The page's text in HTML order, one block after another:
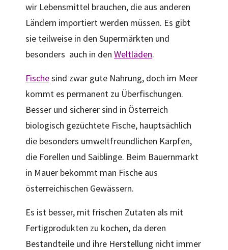
wir Lebensmittel brauchen, die aus anderen
Ländern importiert werden müssen. Es gibt
sie teilweise in den Supermärkten und
besonders auch in den Weltläden.
Fischesind zwar gute Nahrung, doch im Meer
kommt es permanent zu Überfischungen.
Besser und sicherer sind in Österreich
biologisch gezüchtete Fische, hauptsächlich
die besonders umweltfreundlichen Karpfen,
die Forellen und Saiblinge. Beim Bauernmarkt
in Mauer bekommt man Fische aus
österreichischen Gewässern.
Es ist besser, mit frischen Zutaten als mit
Fertigprodukten zu kochen, da deren
Bestandteile und ihre Herstellung nicht immer